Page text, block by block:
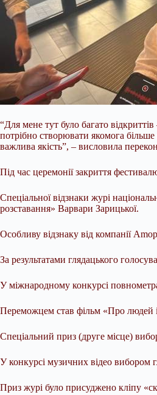
“Для мене тут було багато
потрібно створювати якомога
важлива якість”, – висловила
Під час церемонії закриття
Спеціальної відзнаки журі
розставання» Варвари Зарицької.
Особливу відзнаку від компанії
За результатами глядацького
У міжнародному конкурсі
Переможцем став фільм «Про людей
Спеціальний приз (друге місце)
У конкурсі музичних відео вибором
Приз журі було присуджено кліпу